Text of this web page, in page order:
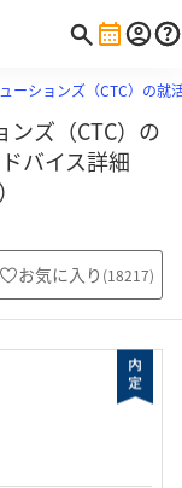
ーションズ（CTC）の就
ズ（CTC）の
バイス詳細
お気に入り (18217)